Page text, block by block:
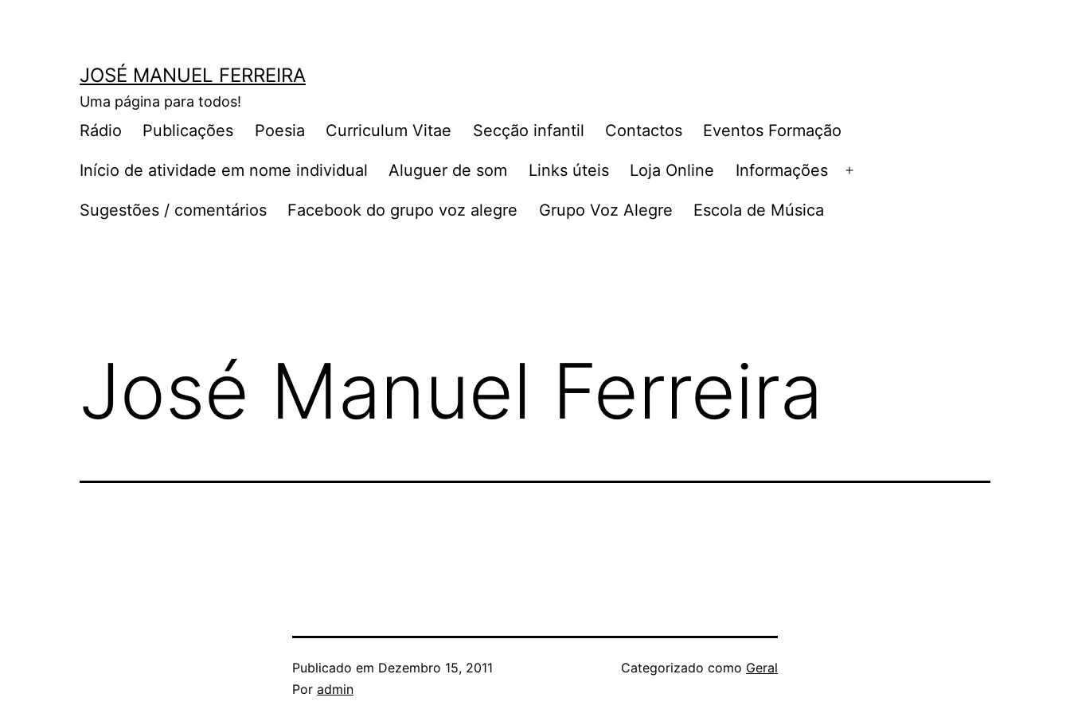
JOSÉ MANUEL FERREIRA
Uma página para todos!
Rádio Publicações Poesia Curriculum Vitae Secção infantil Contactos Eventos Formação
Início de atividade em nome individual Aluguer de som Links úteis Loja Online Informações
Sugestões / comentários Facebook do grupo voz alegre Grupo Voz Alegre Escola de Música
José Manuel Ferreira
Publicado em Dezembro 15, 2011
Por admin
Categorizado como Geral